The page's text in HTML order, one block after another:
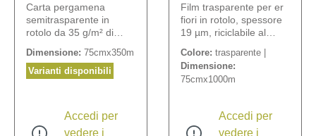
Carta pergamena
semitrasparente in
rotolo da 35 g/m² di
resistente all´acqua.
Dimensione: 75cmx350m
Varianti disponibili
Accedi per
vedere i
Film trasparente per er
fiori in rotolo, spessore
19 µm, riciclabile al
Colore: trasparente |
Dimensione:
75cmx1000m
Accedi per
vedere i